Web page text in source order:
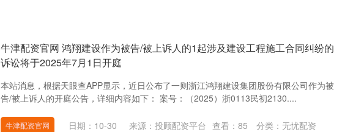
牛津配资官网 鸿翔建设作为被告/被上诉人的1起涉及建设工程施工合同纠纷的
诉讼将于2025年7月1日开庭
本站消息，根据天眼查APP显示，近日公布了一则浙江鸿翔建设集团股份有限公司作为被
告/被上诉人的开庭公告，详细内容如下： 案号：（2025）浙0113民初2130....
牛津配资官网 日期：10-30 来源：投顾配资平台 查看： 85 分类： 无忧配资